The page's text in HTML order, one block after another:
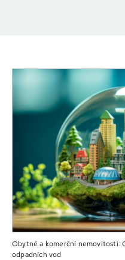
Obytné a komerční nemovitosti:
odpadních vod